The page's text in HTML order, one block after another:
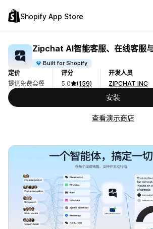
Shopify App Store
Zipchat AI智能客服、在线客服
Built for Shopify
定价
提供免费套餐
评分
5.0
(159)
开发人员
ZIPCHAT INC
安装
查看演示商店